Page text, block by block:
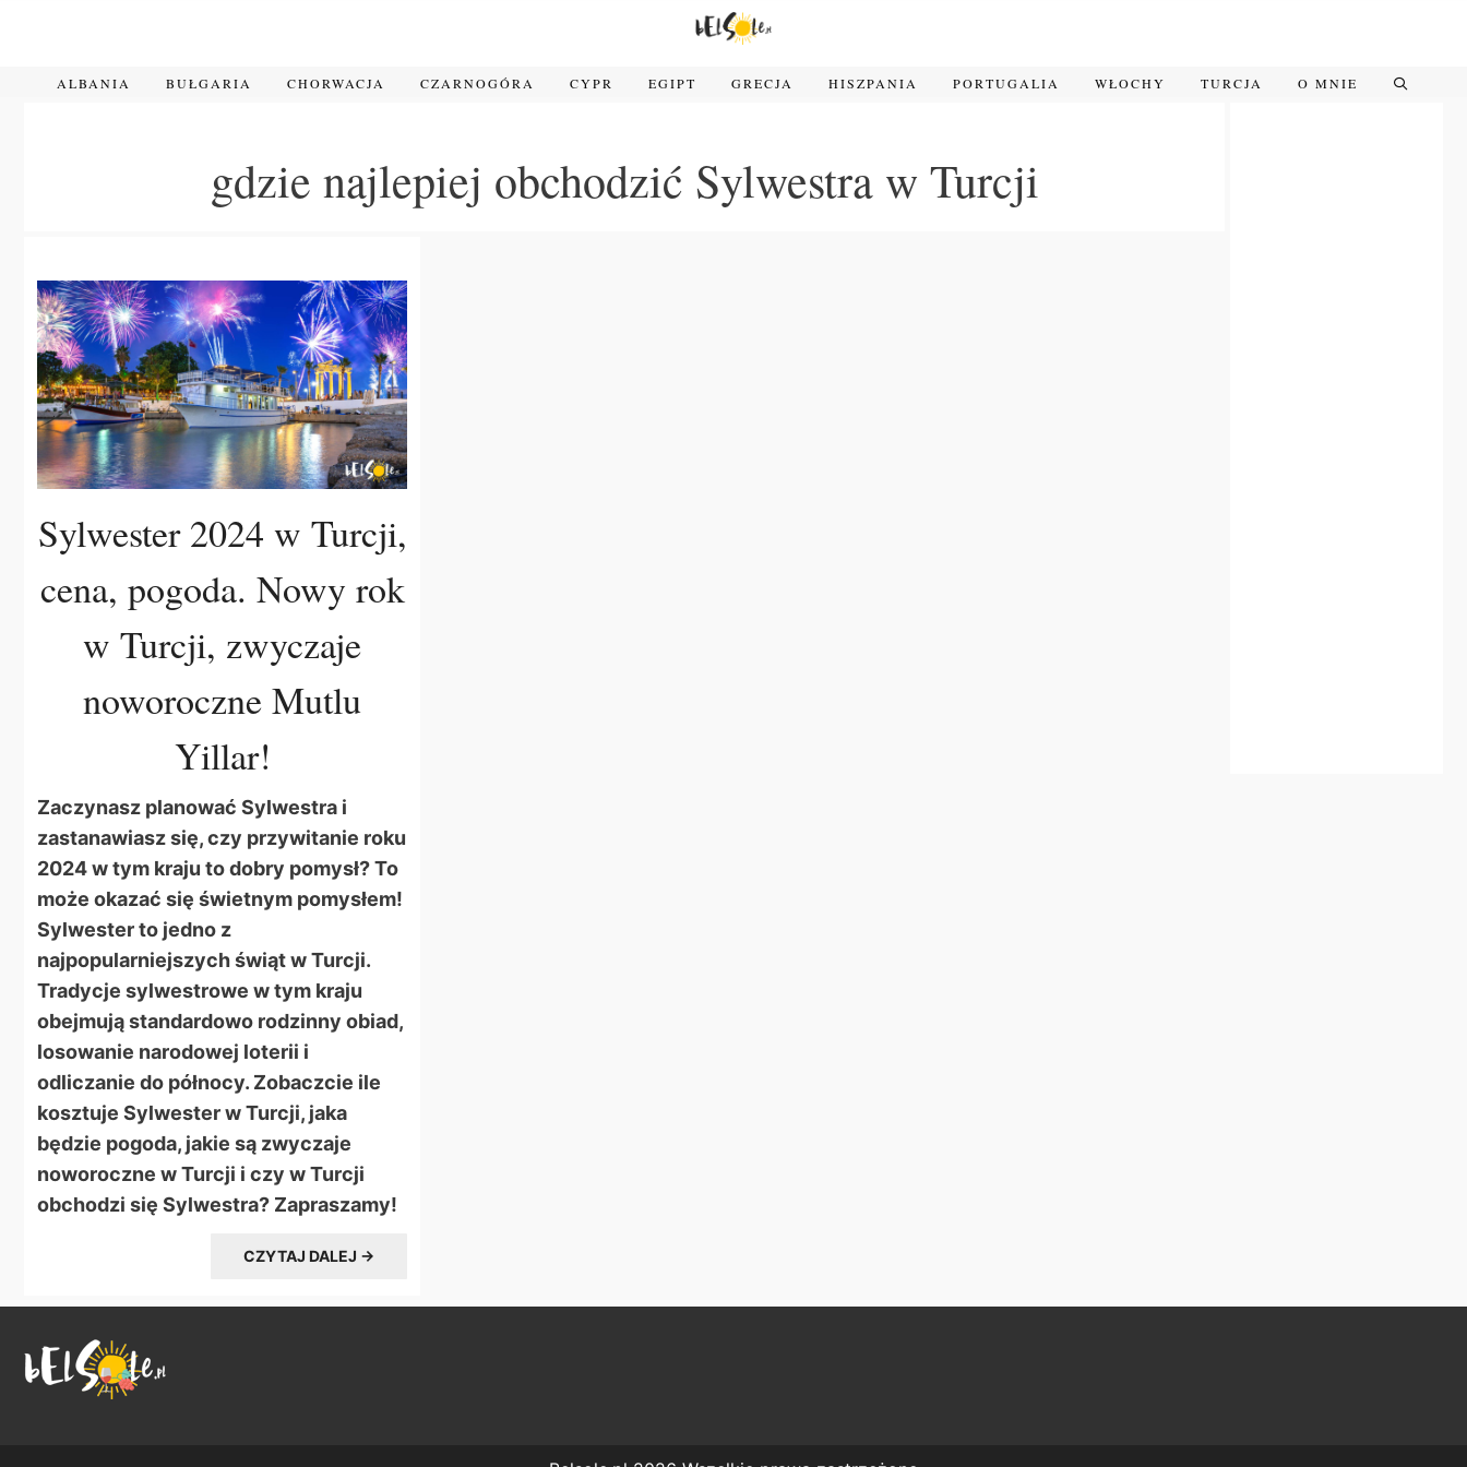
ALBANIA BUŁGARIA CHORWACJA CZARNOGÓRA CYPR EGIPT GRECJA HISZPANIA PORTUGALIA WŁOCHY TURCJA O MNIE
gdzie najlepiej obchodzić Sylwestra w Turcji
Sylwester 2024 w Turcji,
cena, pogoda. Nowy rok
w Turcji, zwyczaje
noworoczne Mutlu
Yillar!
Zaczynasz planować Sylwestra i
zastanawiasz się, czy przywitanie roku
2024 w tym kraju to dobry pomysł? To
może okazać się świetnym pomysłem!
Sylwester to jedno z
najpopularniejszych świąt w Turcji.
Tradycje sylwestrowe w tym kraju
obejmują standardowo rodzinny obiad,
losowanie narodowej loterii i
odliczanie do północy. Zobaczcie ile
kosztuje Sylwester w Turcji, jaka
będzie pogoda, jakie są zwyczaje
noworoczne w Turcji i czy w Turcji
obchodzi się Sylwestra? Zapraszamy!
CZYTAJ DALEJ →